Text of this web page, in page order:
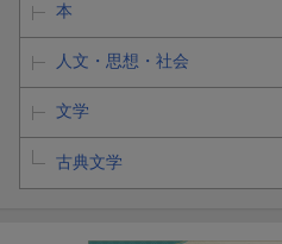
本
人文・思想・社会
文学
古典文学